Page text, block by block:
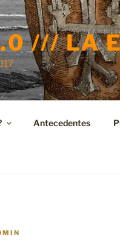
/// LA
Antecedentes